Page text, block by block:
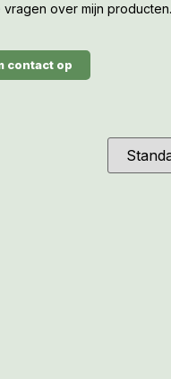
vragen over mijn producten.
contact op